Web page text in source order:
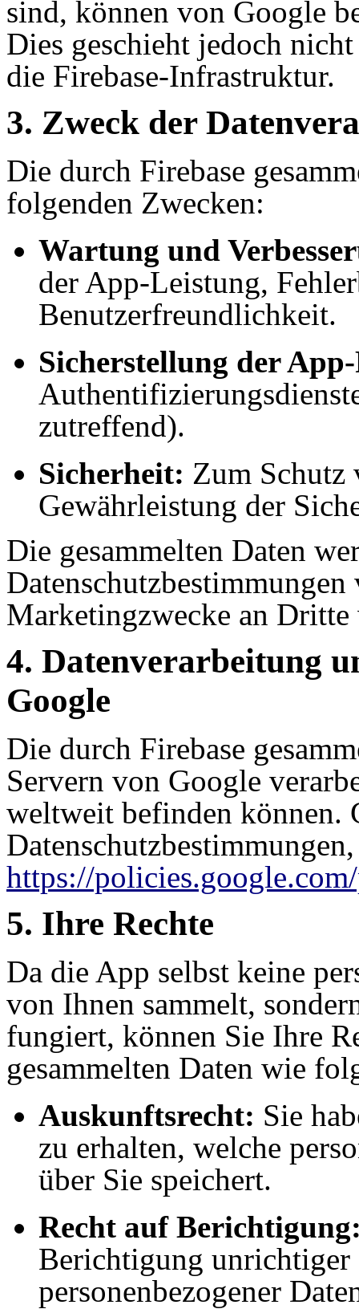
sind, können von Google
Dies geschieht jedoch
die Firebase-Infrastruktur.
3. Zweck der
Die durch Firebase
folgenden Zwecken:
Wartung und
der App-Leistung,
Benutzerfreundlichkeit.
Sicherstellung der
zutreffend).
Sicherheit: Zum Schutz
Gewährleistung der
Die gesammelten Daten
Marketingzwecke an
4. Datenverarbeitung
Google
Die durch Firebase
Servern von Google
weltweit befinden können.
https://
5. Ihre Rechte
Da die App selbst keine
von Ihnen sammelt,
fungiert, können Sie Ihre
gesammelten Daten wie
Auskunftsrecht: Sie
zu erhalten, welche
über Sie speichert.
Recht auf
Berichtigung
personenbezogener